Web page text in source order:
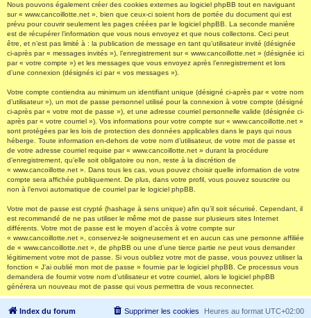
Nous pouvons également créer des cookies externes au logiciel phpBB tout en naviguant
sur « www.cancoillotte.net », bien que ceux-ci soient hors de portée du document qui est
prévu pour couvrir seulement les pages créées par le logiciel phpBB. La seconde manière
est de récupérer l’information que vous nous envoyez et que nous collectons. Ceci peut
être, et n’est pas limité à : la publication de message en tant qu’utilisateur invité (désignée
ci-après par « messages invités »), l’enregistrement sur « www.cancoillotte.net » (désignée ici
par « votre compte ») et les messages que vous envoyez après l’enregistrement et lors
d’une connexion (désignés ici par « vos messages »).
Votre compte contiendra au minimum un identifiant unique (désigné ci-après par « votre nom
d’utilisateur »), un mot de passe personnel utilisé pour la connexion à votre compte (désigné
ci-après par « votre mot de passe »), et une adresse courriel personnelle valide (désignée ci-
après par « votre courriel »). Vos informations pour votre compte sur « www.cancoillotte.net »
sont protégées par les lois de protection des données applicables dans le pays qui nous
héberge. Toute information en-dehors de votre nom d’utilisateur, de votre mot de passe et
de votre adresse courriel requise par « www.cancoillotte.net » durant la procédure
d’enregistrement, qu’elle soit obligatoire ou non, reste à la discrétion de
« www.cancoillotte.net ». Dans tous les cas, vous pouvez choisir quelle information de votre
compte sera affichée publiquement. De plus, dans votre profil, vous pouvez souscrire ou
non à l’envoi automatique de courriel par le logiciel phpBB.
Votre mot de passe est crypté (hashage à sens unique) afin qu’il soit sécurisé. Cependant, il
est recommandé de ne pas utiliser le même mot de passe sur plusieurs sites Internet
différents. Votre mot de passe est le moyen d’accès à votre compte sur
« www.cancoillotte.net », conservez-le soigneusement et en aucun cas une personne affiliée
de « www.cancoillotte.net », de phpBB ou une d’une tierce partie ne peut vous demander
légitimement votre mot de passe. Si vous oubliez votre mot de passe, vous pouvez utiliser la
fonction « J’ai oublié mon mot de passe » fournie par le logiciel phpBB. Ce processus vous
demandera de fournir votre nom d’utilisateur et votre courriel, alors le logiciel phpBB
générera un nouveau mot de passe qui vous permettra de vous reconnecter.
Index du forum Heures au format UTC+02:00
Supprimer les cookies